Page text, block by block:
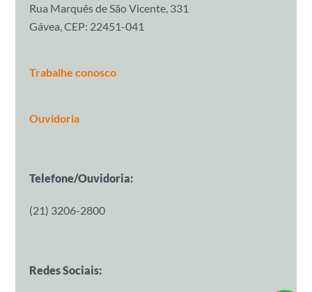
Rua Marquês de São Vicente, 331
Gávea, CEP: 22451-041
Trabalhe conosco
Ouvidoria
Telefone/Ouvidoria:
(21) 3206-2800
Redes Sociais: